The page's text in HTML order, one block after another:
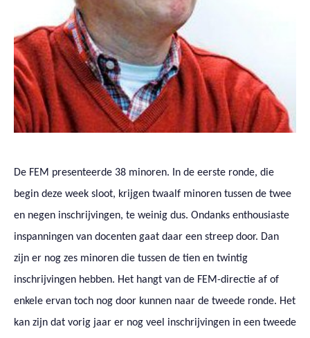
De FEM presenteerde 38 minoren. In de eerste ronde, die
begin deze week sloot, krijgen twaalf minoren tussen de twee
en negen inschrijvingen, te weinig dus. Ondanks enthousiaste
inspanningen van docenten gaat daar een streep door. Dan
zijn er nog zes minoren die tussen de tien en twintig
inschrijvingen hebben. Het hangt van de FEM-directie af of
enkele ervan toch nog door kunnen naar de tweede ronde. Het
kan zijn dat vorig jaar er nog veel inschrijvingen in een tweede